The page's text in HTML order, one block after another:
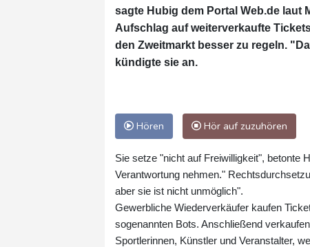
sagte Hubig dem Portal Web.de laut
Aufschlag auf weiterverkaufte
den Zweitmarkt besser zu regeln.
kündigte sie an.
Hören Hör auf zuzuhören
Sie setze "nicht auf Freiwilligkeit", betonte
Verantwortung nehmen."
aber sie ist nicht unmöglich".
Gewerbliche Wiederverkäufer kaufen
sogenannten Bots. Anschließend
Sportlerinnen, Künstler und Veranstalter,